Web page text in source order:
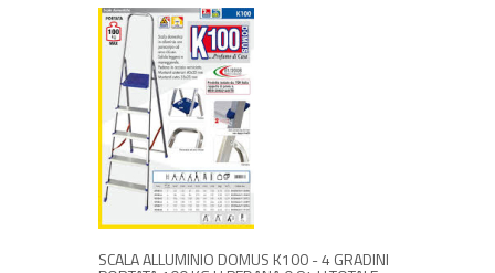
SCALA ALLUMINIO DOMUS K100 - 4 GRADINI
NON DISPONIBILE A MAGAZZINO
Avvisami quando disponibile